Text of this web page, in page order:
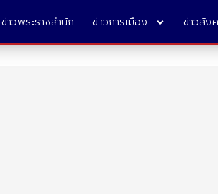
ข่าวพระราชสำนัก ข่าวการเมือง ข่าวสัง